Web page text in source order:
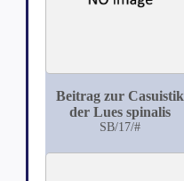
Beitrag zur Casuistik
der Lues spinalis
SB/17/#